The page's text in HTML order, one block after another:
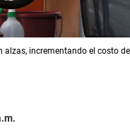
incrementando el costo de